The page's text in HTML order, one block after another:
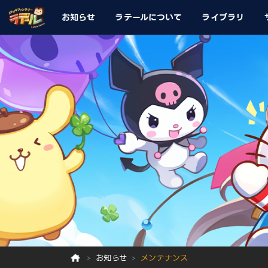
お知らせ ラテールについて ライブラリ
お知らせ メンテナンス